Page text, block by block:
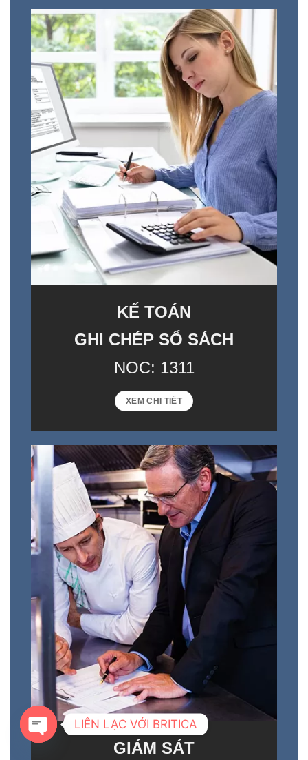
KẾ TOÁN
GHI CHÉP SỔ SÁCH
NOC: 1311
XEM CHI TIẾT
GIÁM SÁT
LIÊN LẠC VỚI BRITICA